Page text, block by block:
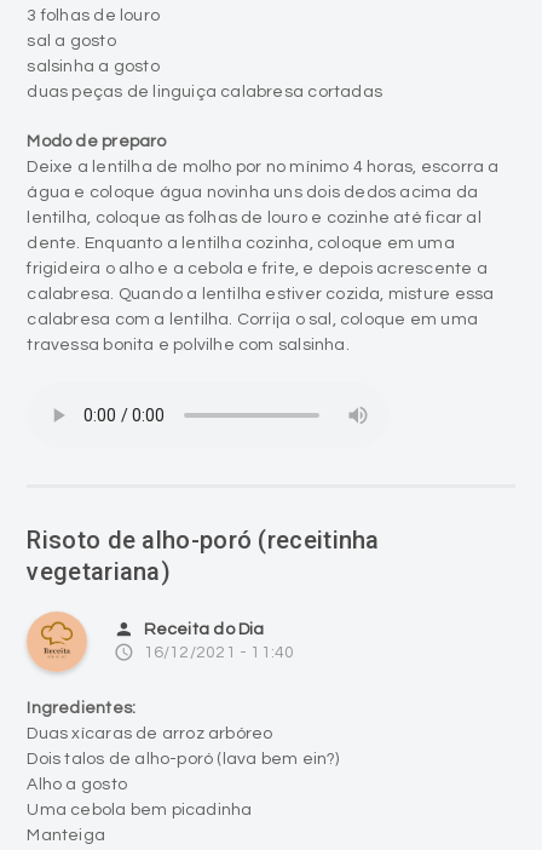
3 folhas de louro
sal a gosto
salsinha a gosto
duas peças de linguiça calabresa cortadas
Modo de preparo
Deixe a lentilha de molho por no mínimo 4 horas, escorra a
água e coloque água novinha uns dois dedos acima da
lentilha, coloque as folhas de louro e cozinhe até ficar al
dente. Enquanto a lentilha cozinha, coloque em uma
frigideira o alho e a cebola e frite, e depois acrescente a
calabresa. Quando a lentilha estiver cozida, misture essa
calabresa com a lentilha. Corrija o sal, coloque em uma
travessa bonita e polvilhe com salsinha.
Risoto de alho-poró (receitinha
vegetariana)
person Receita do Dia
access_time 16/12/2021 - 11:40
Ingredientes:
Duas xícaras de arroz arbóreo
Dois talos de alho-poró (lava bem ein?)
Alho a gosto
Uma cebola bem picadinha
Manteiga